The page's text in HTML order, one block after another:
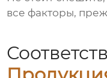
все факторы,